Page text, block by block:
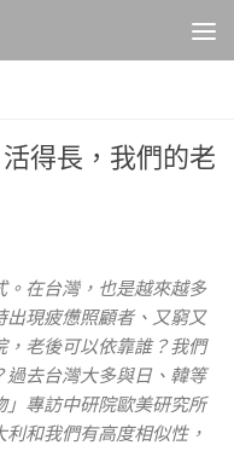
得長，我們的老
在台灣，也是越來越多
出現疲憊照顧者、又窮又
老後可以依靠誰？我們
去台灣大多與日、韓等
」專訪中研院歐美研究所
和我們有高度相似性，